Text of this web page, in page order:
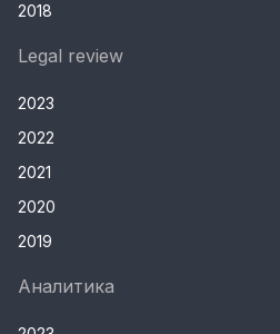
2018
Legal review
2023
2022
2021
2020
2019
Аналитика